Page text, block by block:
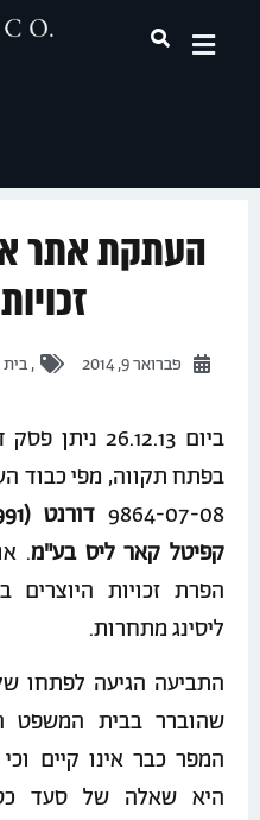
העתקת אתר
פברואר 9, 2014 ,
ביום 26.12.13
בפתח תקווה, מפי כבוד
9864-07-08
קפיטל קאר ליס בע"מ.
הפרת זכויות היוצרים
ליסינג מתחרות.
התביעה הגיעה לפתחו
שהוברר בבית המשפט
המפר כבר אינו קיים
היא שאלה של סעד